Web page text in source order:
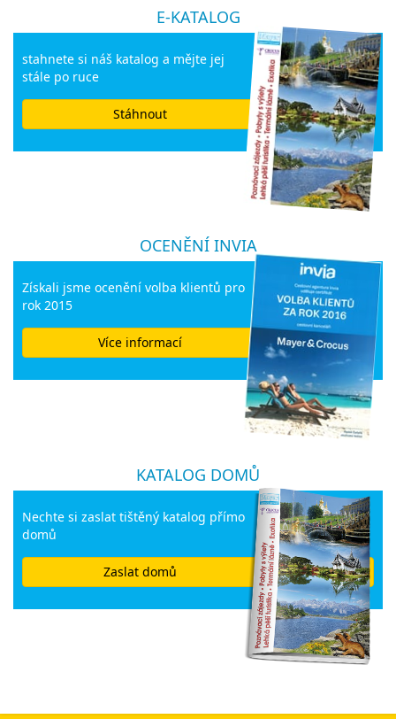
E-KATALOG
stahnete si náš katalog a mějte jej
stále po ruce
Stáhnout
OCENĚNÍ INVIA
Získali jsme ocenění volba klientů pro
rok 2015
Více informací
KATALOG DOMŮ
Nechte si zaslat tištěný katalog přímo
domů
Zaslat domů